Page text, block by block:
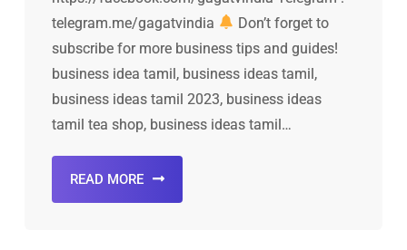
telegram.me/gagatvindia
Don’t forget to
subscribe for more business tips and guides!
business idea tamil, business ideas tamil,
business ideas tamil 2023, business ideas
tamil tea shop, business ideas tamil…
READ MORE